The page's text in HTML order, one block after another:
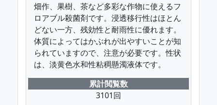
畑作、果樹、茶など多彩な作物に使えるフ
ロアブル殺菌剤です。浸透移行性はほとん
どない一方、残効性と耐雨性に優れます。
体質によってはかぶれが出やすいことが知
られていますので、注意が必要です。性状
は、淡黄色水和性粘稠懸濁液体です。
累計閲覧数
3101回